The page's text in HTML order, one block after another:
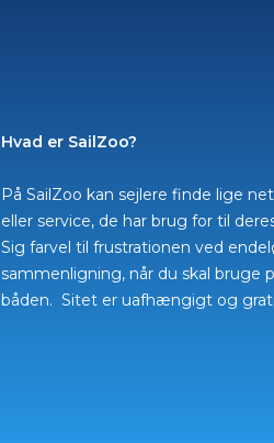
Hvad er SailZoo?
På SailZoo kan sejlere finde lige
eller service, de har brug for til
Sig farvel til frustrationen ved
sammenligning, når du skal bruge
båden. Sitet er uafhængigt og